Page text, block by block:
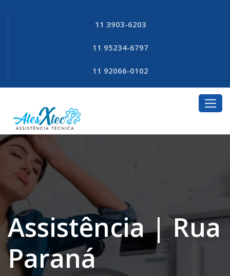
11 3903-6203
11 95234-6797
11 92066-0102
Assistência | Rua
Paraná